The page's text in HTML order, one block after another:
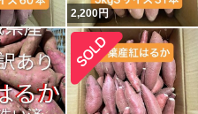
2,200円